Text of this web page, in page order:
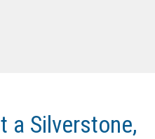
a Silverstone,